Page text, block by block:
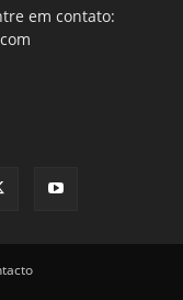
em contato: